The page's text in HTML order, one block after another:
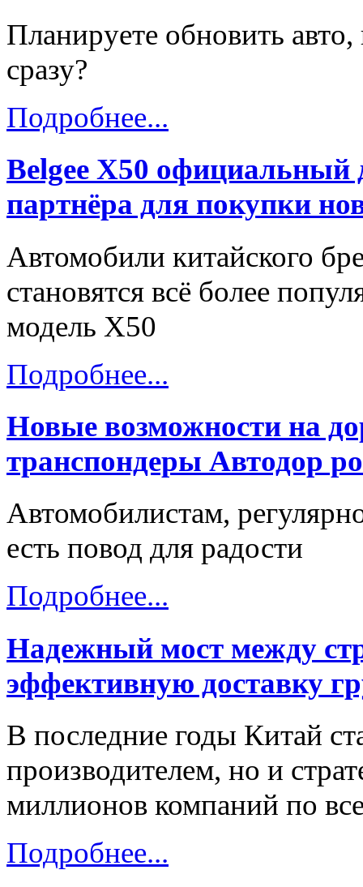
Планируете обновить
сразу?
Подробнее...
Belgee X50 официальный
партнёра для покупки
Автомобили китайского
становятся всё более
модель X50
Подробнее...
Новые возможности на
транспондеры Автодор
Автомобилистам,
есть повод для радости
Подробнее...
Надежный мост между
эффективную доставку
В последние годы Китай
производителем, но и
миллионов компаний по
Подробнее...